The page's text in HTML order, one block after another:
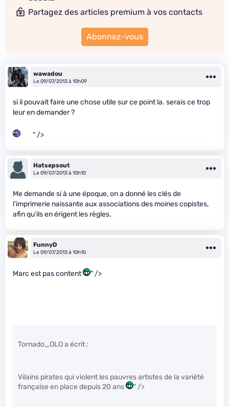
Partagez des articles premium à vos contacts
Abonnez-vous
wawadou
Le 09/07/2013 à 10h09
si il pouvait faire une chose utile sur ce point la. serais ce trop
leur en demander ?
" />
Hatsepsout
Le 09/07/2013 à 10h10
Me demande si à une époque, on a donné les clés de
l’imprimerie naissante aux associations des moines copistes,
afin qu’ils en érigent les règles.
FunnyD
Le 09/07/2013 à 10h10
Marc est pas content " />
Tornado_OLO a écrit :
Vilains pirates qui violent les pauvres artistes de la variété
française en place depuis 20 ans
" />